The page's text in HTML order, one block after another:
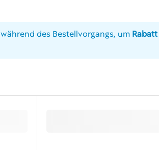
während des Bestellvorgangs, um Rabatt